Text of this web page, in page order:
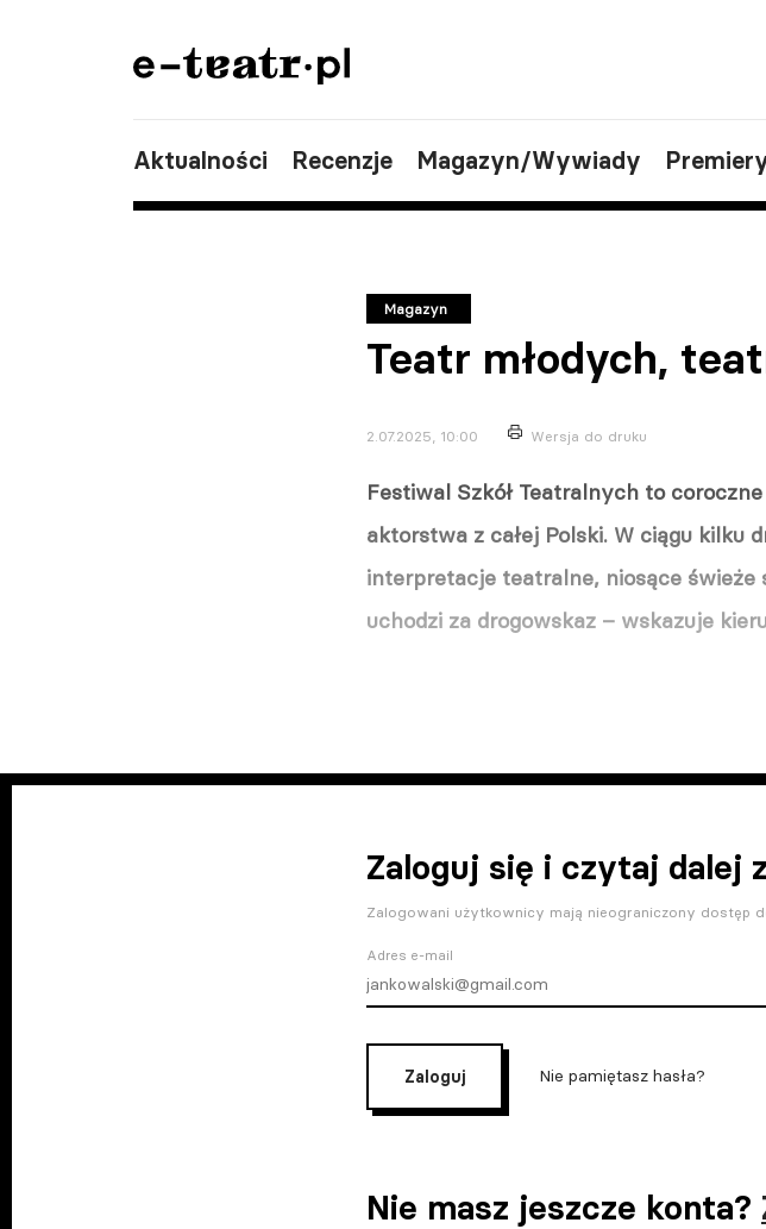
Aktualności Recenzje Magazyn/Wywiady
Magazyn
Teatr młodych,
2.07.2025, 10:00 Wersja do druku
Festiwal Szkół Teatralnych to
aktorstwa z całej Polski. W ciągu kilku
interpretacje teatralne, niosące
uchodzi za drogowskaz – wskazuje
Zaloguj się i czytaj dalej
Zalogowani użytkownicy mają nieograniczony dostęp
Adres e-mail
Zaloguj Nie pamiętasz hasła?
Nie masz jeszcze konta?